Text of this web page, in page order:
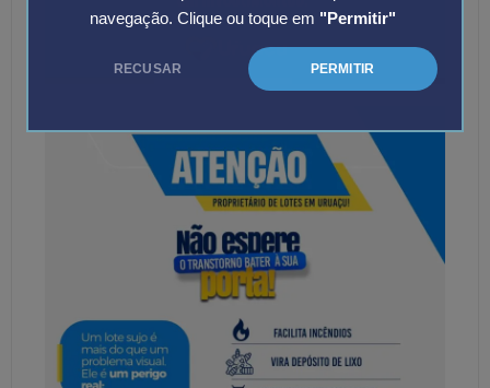
navegação. Clique ou toque em "Permitir"
RECUSAR PERMITIR